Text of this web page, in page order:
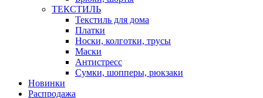
ТЕКСТИЛЬ
Текстиль для дома
Платки
Носки, колготки, трусы
Маски
Антистресс
Сумки, шопперы, рюкзаки
Новинки
Распродажа